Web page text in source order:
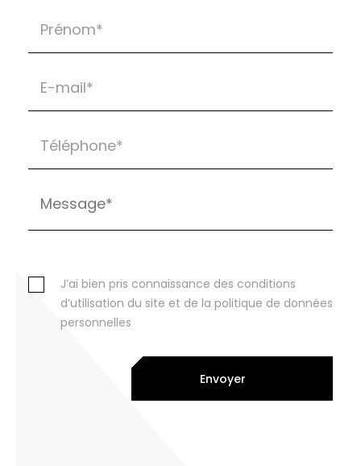
J’ai bien pris connaissance des conditions
d’utilisation du site et de la politique de données
personnelles
Envoyer